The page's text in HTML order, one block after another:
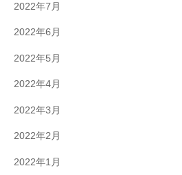
2022年7月
2022年6月
2022年5月
2022年4月
2022年3月
2022年2月
2022年1月